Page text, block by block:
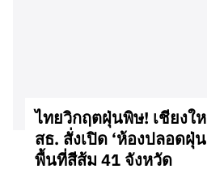
ไทยวิกฤตฝุ่นพิษ! เชียงใ
สธ. สั่งเปิด ‘ห้องปลอดฝุ่
พื้นที่สีส้ม 41 จังหวัด